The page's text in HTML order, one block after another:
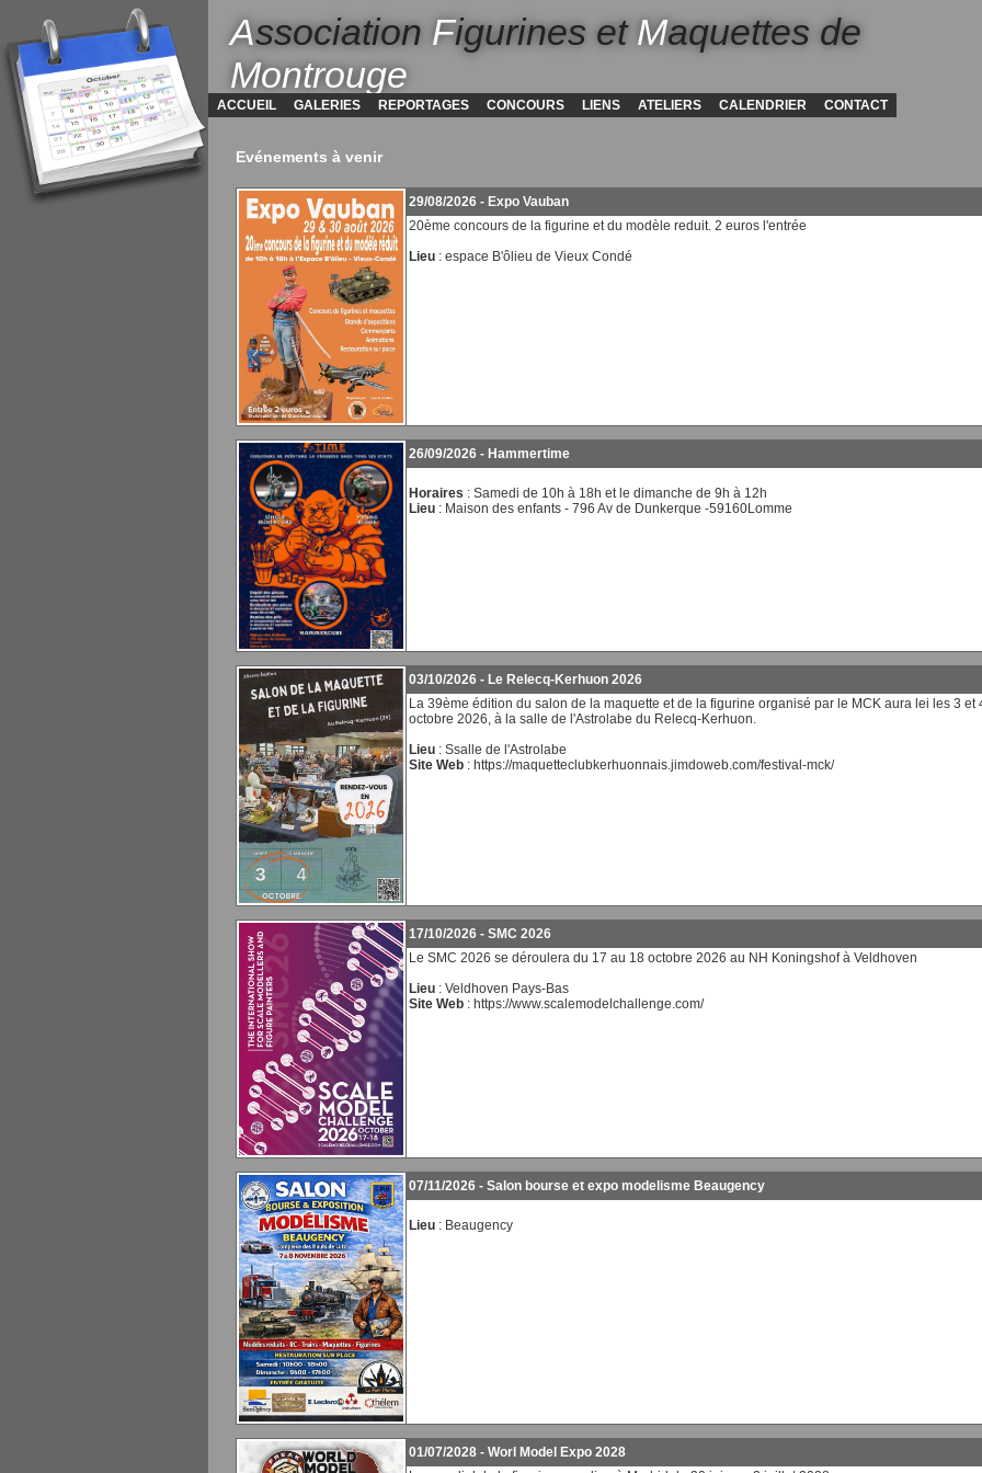
Association Figurines et Maquettes de
Montrouge
ACCUEIL GALERIES REPORTAGES CONCOURS LIENS ATELIERS CALENDRIER CONTACT
Evénements à venir
29/08/2026 - Expo Vauban
20ème concours de la figurine et du modèle reduit. 2 euros l'entrée
Lieu : espace B'ôlieu de Vieux Condé
26/09/2026 - Hammertime
Horaires : Samedi de 10h à 18h et le dimanche de 9h à 12h
Lieu : Maison des enfants - 796 Av de Dunkerque -59160Lomme
03/10/2026 - Le Relecq-Kerhuon 2026
La 39ème édition du salon de la maquette et de la figurine organisé par le MCK aura lei les 3 et
octobre 2026, à la salle de l'Astrolabe du Relecq-Kerhuon.
Lieu : Ssalle de l'Astrolabe
Site Web : https://maquetteclubkerhuonnais.jimdoweb.com/festival-mck/
17/10/2026 - SMC 2026
Le SMC 2026 se déroulera du 17 au 18 octobre 2026 au NH Koningshof à Veldhoven
Lieu : Veldhoven Pays-Bas
Site Web : https://www.scalemodelchallenge.com/
07/11/2026 - Salon bourse et expo modelisme Beaugency
Lieu : Beaugency
01/07/2028 - Worl Model Expo 2028